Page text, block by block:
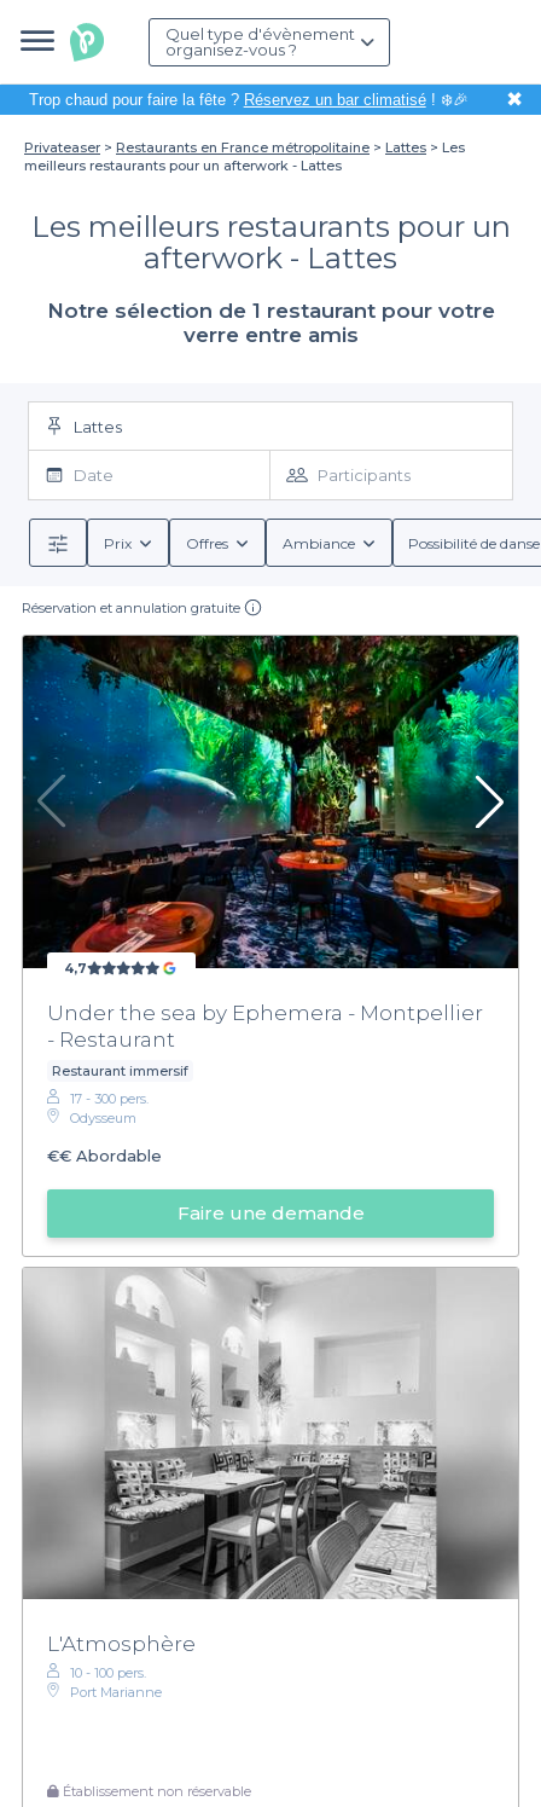
Quel type d'évènement
organisez-vous ?
Trop chaud pour faire la fête ? Réservez un bar climatisé! ❄️🎉 ✖
Privateaser Restaurants en France métropolitaine Lattes
Les
meilleurs restaurants pour un afterwork - Lattes
Les meilleurs restaurants pour un
afterwork - Lattes
Notre sélection de 1 restaurant pour votre
verre entre amis
Lattes
Date Participants
Prix Offres Ambiance Possibilité de
Réservation et annulation gratuite
4,7
Under the sea by Ephemera - Montpellier
- Restaurant
Restaurant immersif
17 - 300 pers.
Odysseum
€€ Abordable
Faire une demande
L'Atmosphère
10 - 100 pers.
Port Marianne
Établissement non réservable